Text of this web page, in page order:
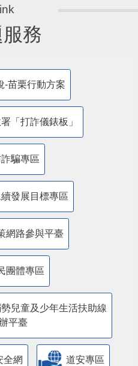
務
-苗栗行動方案
「打詐儀錶板」
詐騙專區
發展目標專區
網路參與平臺
團體專區
兒童及少年生活扶助線
平臺
全網 道安專區